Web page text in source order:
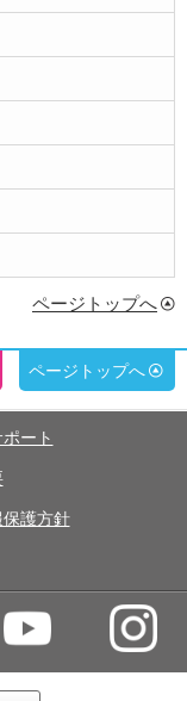
ページトップへ
ページトップへ
ート
護方針